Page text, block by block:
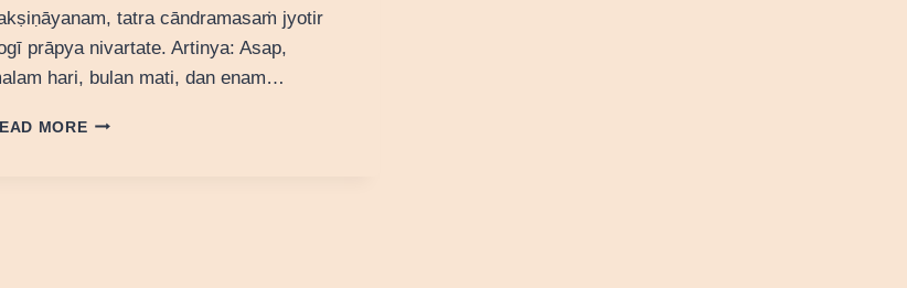
tatra cāndramasaṁ jyotir
prāpya nivartate. Artinya: Asap,
hari, bulan mati, dan enam…
MOREFILOSOFI